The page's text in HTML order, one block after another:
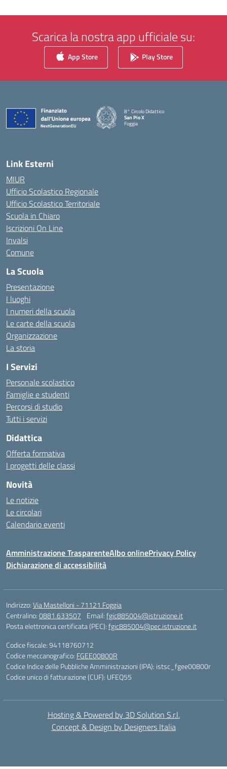
Scarica la nostra app ufficiale su:
App Store Play Store
8° Circolo Didattico
San Pio X
Foggia
— Visita la pagina iniziale della scuola
Link Esterni
MIUR
Ufficio Scolastico Regionale
Ufficio Scolastico Territoriale
Scuola in Chiaro
Iscrizioni On Line
Invalsi
Comune
La Scuola
Presentazione
I luoghi
I numeri della scuola
Le carte della scuola
Organizzazione
La storia
I Servizi
Personale scolastico
Famiglie e studenti
Percorsi di studio
Tutti i servizi
Didattica
Offerta formativa
I progetti delle classi
Novità
Le notizie
Le circolari
Calendario eventi
Amministrazione TrasparenteAlbo onlinePrivacy Policy
Dichiarazione di accessibilità
Indirizzo:Via Mastelloni - 71121 Foggia
Centralino:0881.633507 Email:fgic885004@istruzione.it
Posta elettronica certificata (PEC):fgic885004@pec.istruzione.it
Codice fiscale: 94118760712
Codice meccanografico: FGEE00800R
Codice Indice delle Pubbliche Amministrazioni (IPA): istsc_fgee00800r
Codice unico di fatturazione (CUF): UFEQ55
Hosting & Powered by 3D Solution S.r.l.
Concept & Design by Designers Italia